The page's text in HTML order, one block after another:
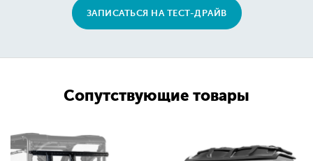
ЗАПИСАТЬСЯ НА ТЕСТ-ДРАЙВ
Сопутствующие товары